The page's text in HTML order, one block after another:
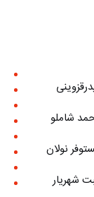
شاملو
نولان
شهريار